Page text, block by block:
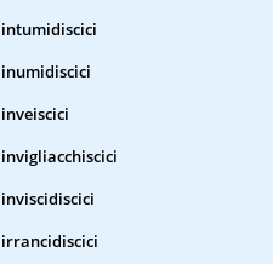
intumidiscici
inumidiscici
inveiscici
invigliacchiscici
inviscidiscici
irrancidiscici